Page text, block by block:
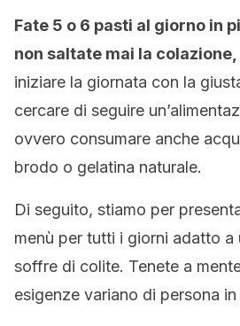
Fate 5 o 6 pasti al giorno in
non saltate mai la colazione,
iniziare la giornata con la
cercare di seguire
ovvero consumare anche
brodo o gelatina naturale.
Di seguito, stiamo per
menù per tutti i giorni adatto a
soffre di colite. Tenete a
esigenze variano di persona in